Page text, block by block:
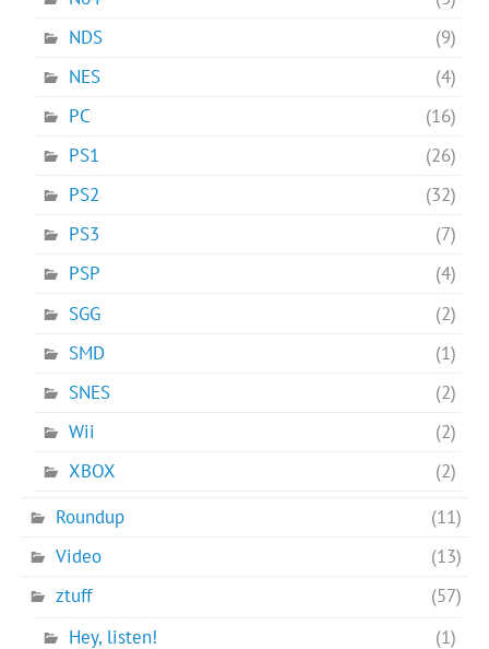
NDS
(9)
NES
(4)
PC
(16)
PS1
(26)
PS2
(32)
PS3
(7)
PSP
(4)
SGG
(2)
SMD
(1)
SNES
(2)
Wii
(2)
XBOX
(2)
Roundup
(11)
Video
(13)
ztuff
(57)
Hey, listen!
(1)